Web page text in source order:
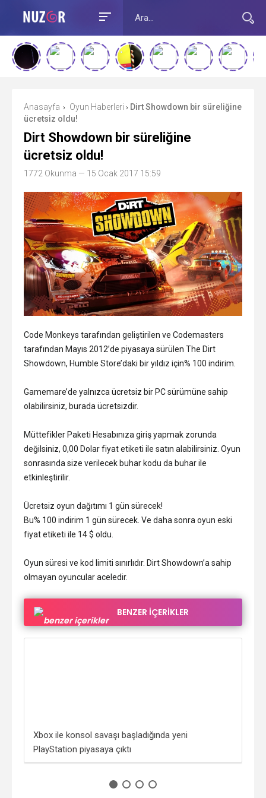
Anasayfa › Oyun Haberleri › Dirt Showdown bir süreliğine
ücretsiz oldu!
Dirt Showdown bir süreliğine
ücretsiz oldu!
1772 Okunma — 15 Ocak 2017 15:59
Code Monkeys tarafından geliştirilen ve Codemasters
tarafından Mayıs 2012’de piyasaya sürülen The Dirt
Showdown, Humble Store’daki bir yıldız için% 100 indirim.
Gamemare’de yalnızca ücretsiz bir PC sürümüne sahip
olabilirsiniz, burada ücretsizdir.
Müttefikler Paketi Hesabınıza giriş yapmak zorunda
değilsiniz, 0,00 Dolar fiyat etiketi ile satın alabilirsiniz. Oyun
sonrasında size verilecek buhar kodu da buhar ile
etkinleştirilir.
Ücretsiz oyun dağıtımı 1 gün sürecek!
Bu% 100 indirim 1 gün sürecek. Ve daha sonra oyun eski
fiyat etiketi ile 14 $ oldu.
Oyun süresi ve kod limiti sınırlıdır. Dirt Showdown’a sahip
olmayan oyuncular aceledir.
BENZER İÇERİKLER
Xbox ile konsol savaşı başladığında yeni
PlayStation piyasaya çıktı